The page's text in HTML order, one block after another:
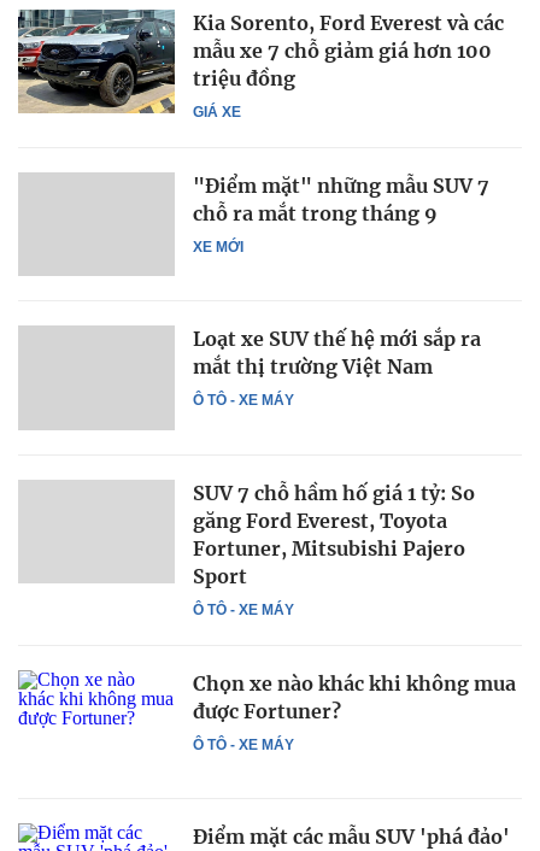
GIÁ XE
Kia Sorento, Ford Everest và các
mẫu xe 7 chỗ giảm giá hơn 100
triệu đồng
XE MỚI
"Điểm mặt" những mẫu SUV 7
chỗ ra mắt trong tháng 9
Ô TÔ - XE MÁY
Loạt xe SUV thế hệ mới sắp ra
mắt thị trường Việt Nam
Ô TÔ - XE MÁY
SUV 7 chỗ hầm hố giá 1 tỷ: So
găng Ford Everest, Toyota
Fortuner, Mitsubishi Pajero
Sport
Ô TÔ - XE MÁY
Chọn xe nào khác khi không mua
được Fortuner?
Điểm mặt các mẫu SUV 'phá đảo'